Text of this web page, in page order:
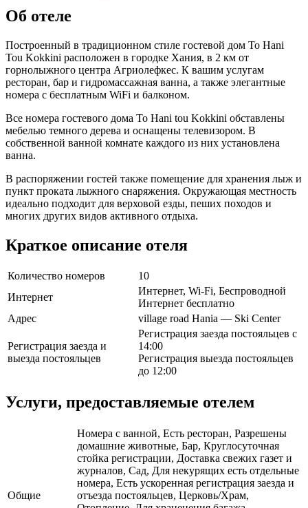
Об отеле
Построенный в традиционном стиле гостевой дом To Hani
Tou Kokkini расположен в городке Хания, в 2 км от
горнолыжного центра Агриолефкес. К вашим услугам
ресторан, бар и гидромассажная ванна, а также элегантные
номера с бесплатным WiFi и балконом.
Все номера гостевого дома To Hani tou Kokkini обставлены
мебелью темного дерева и оснащены телевизором. В
собственной ванной комнате каждого из них установлена
ванна.
В распоряжении гостей также помещение для хранения лыж и
пункт проката лыжного снаряжения. Окружающая местность
идеально подходит для верховой езды, пеших походов и
многих других видов активного отдыха.
Краткое описание отеля
Количество номеров
10
Интернет
Интернет, Wi-Fi, Беспроводной
Интернет бесплатно
Адрес
village road Hania — Ski Center
Регистрация заезда и
выезда постояльцев
Регистрация заезда постояльцев с
14:00
Регистрация выезда постояльцев
до 12:00
Услуги, предоставляемые отелем
Общие
Номера с ванной, Есть ресторан, Разрешены
домашние животные, Бар, Круглосуточная
стойка регистрации, Доставка свежих газет и
журналов, Сад, Для некурящих есть отдельные
номера, Есть ускоренная регистрация заезда и
отъезда постояльцев, Церковь/Храм,